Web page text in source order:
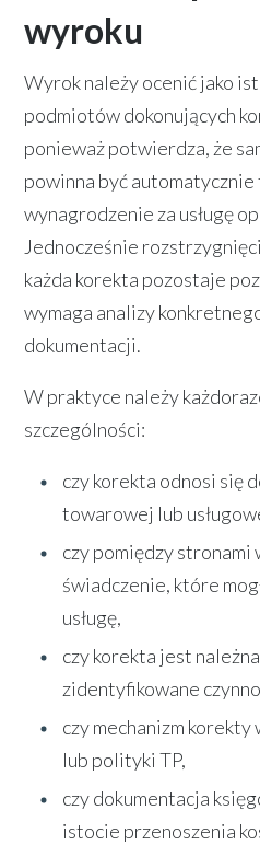
wyroku
Wyrok należy ocenić jako
podmiotów dokonujących
ponieważ potwierdza, że
powinna być
wynagrodzenie za usługę
Jednocześnie
każda korekta pozostaje
wymaga analizy
dokumentacji.
W praktyce należy
szczególności:
czy korekta odnosi się
towarowej lub
czy pomiędzy
świadczenie, które
usługę,
czy korekta jest
zidentyfikowane
czy mechanizm
lub polityki TP,
czy dokumentacja
istocie przenoszenia